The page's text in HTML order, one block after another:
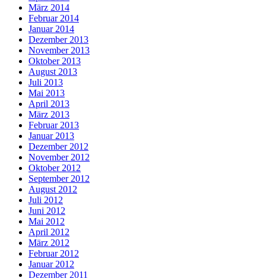
März 2014
Februar 2014
Januar 2014
Dezember 2013
November 2013
Oktober 2013
August 2013
Juli 2013
Mai 2013
April 2013
März 2013
Februar 2013
Januar 2013
Dezember 2012
November 2012
Oktober 2012
September 2012
August 2012
Juli 2012
Juni 2012
Mai 2012
April 2012
März 2012
Februar 2012
Januar 2012
Dezember 2011